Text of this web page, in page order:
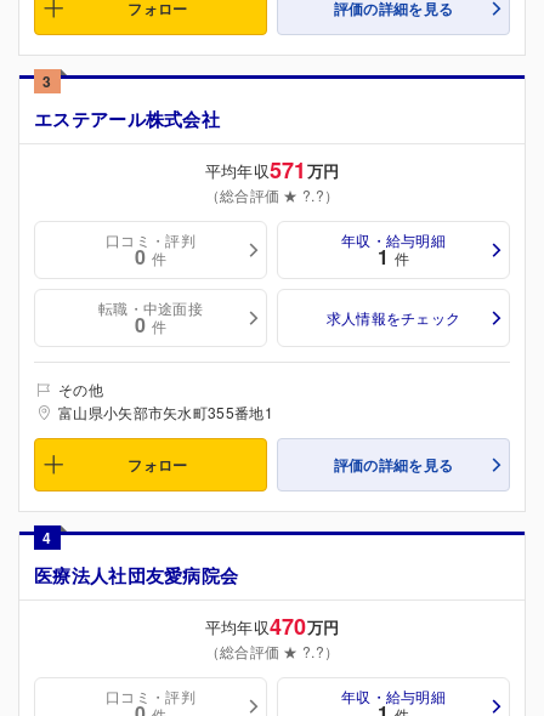
フォロー 評価の詳細を見る
3
エステアール株式会社
平均年収571 万円
（総合評価 ★ ?.?）
口コミ・評判
0 件
年収・給与明細
1 件
転職・中途面接
0 件 求人情報をチェック
その他
富山県小矢部市矢水町355番地1
フォロー 評価の詳細を見る
4
医療法人社団友愛病院会
平均年収470万円
（総合評価 ★ ?.?）
口コミ・評判 年収・給与明細